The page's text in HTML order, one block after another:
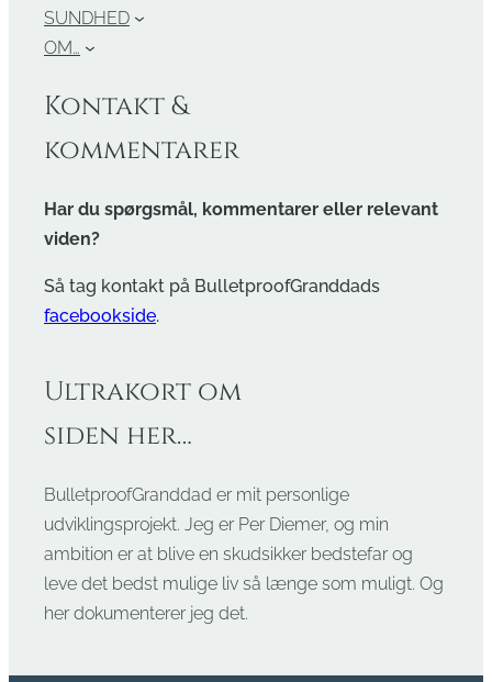
SUNDHED
OM…
Kontakt &
kommentarer
Har du spørgsmål, kommentarer eller relevant
viden?
Så tag kontakt på BulletproofGranddads
facebookside.
Ultrakort om
siden her…
BulletproofGranddad er mit personlige
udviklingsprojekt. Jeg er Per Diemer, og min
ambition er at blive en skudsikker bedstefar og
leve det bedst mulige liv så længe som muligt. Og
her dokumenterer jeg det.